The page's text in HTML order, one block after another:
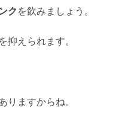
ク を飲みましょう。
抑えられます。
りますからね。